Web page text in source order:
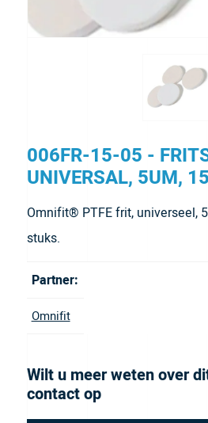
006FR-15-05 -
UNIVERSAL, 5UM,
Omnifit® PTFE frit, universeel,
stuks.
Partner:
Omnifit
Wilt u meer weten over
contact op